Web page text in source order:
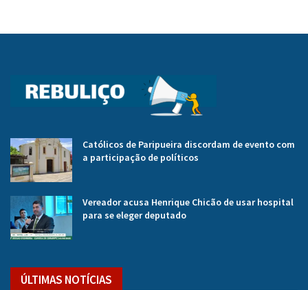
Católicos de Paripueira discordam de evento com
a participação de políticos
Vereador acusa Henrique Chicão de usar hospital
para se eleger deputado
ÚLTIMAS NOTÍCIAS